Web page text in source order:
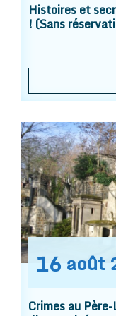
Histoires et
! (Sans
16 août
Crimes au